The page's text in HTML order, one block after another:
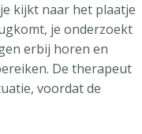
kijkt naar het plaatje
je onderzoekt
erbij horen en
De therapeut
voordat de